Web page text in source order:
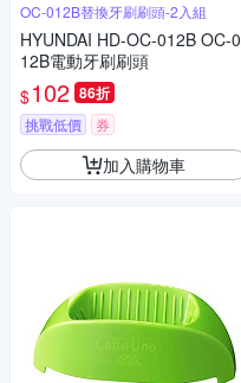
OC-012B替換牙刷刷頭-2入組
HYUNDAI HD-OC-012B OC-0
12B電動牙刷刷頭
$102 86折
挑戰低價 券
加入購物車